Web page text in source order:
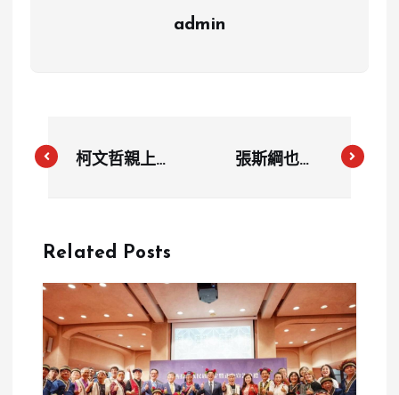
admin
柯文哲親上火
正面迎戰28
控
張斯綱也捲
真斂財黑幕全
曝光
Related Posts